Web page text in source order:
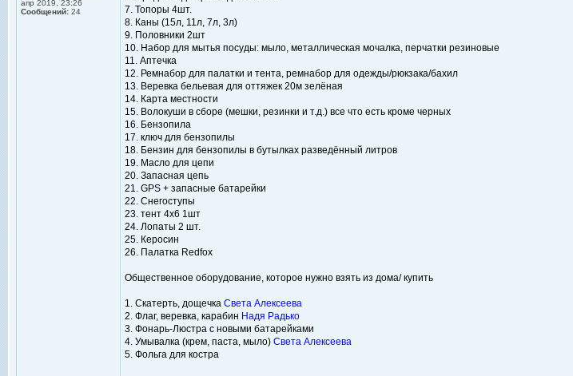
апр 2019, 23:26
Сообщений: 24
7. Топоры 4шт.
8. Каны (15л, 11л, 7л, 3л)
9. Половники 2шт
10. Набор для мытья посуды: мыло, металлическая мочалка, перчатки резиновые
11. Аптечка
12. Ремнабор для палатки и тента, ремнабор для одежды/рюкзака/бахил
13. Веревка бельевая для оттяжек 20м зелёная
14. Карта местности
15. Волокуши в сборе (мешки, резинки и т.д.) все что есть кроме черных
16. Бензопила
17. ключ для бензопилы
18. Бензин для бензопилы в бутылках разведённый литров
19. Масло для цепи
20. Запасная цепь
21. GPS + запасные батарейки
22. Снегоступы
23. тент 4х6 1шт
24. Лопаты 2 шт.
25. Керосин
26. Палатка Redfox
Общественное оборудование, которое нужно взять из дома/ купить
1. Скатерть, дощечка Света Алексеева
2. Флаг, веревка, карабин Надя Радько
3. Фонарь-Люстра с новыми батарейками
4. Умывалка (крем, паста, мыло) Света Алексеева
5. Фольга для костра